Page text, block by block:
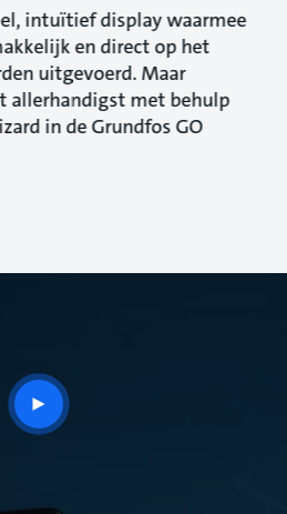
intuïtief display waarmee
en direct op het
uitgevoerd. Maar
allerhandigst met behulp
in de Grundfos GO
play
button